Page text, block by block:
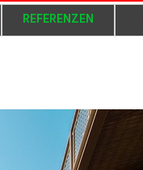
REFERENZEN